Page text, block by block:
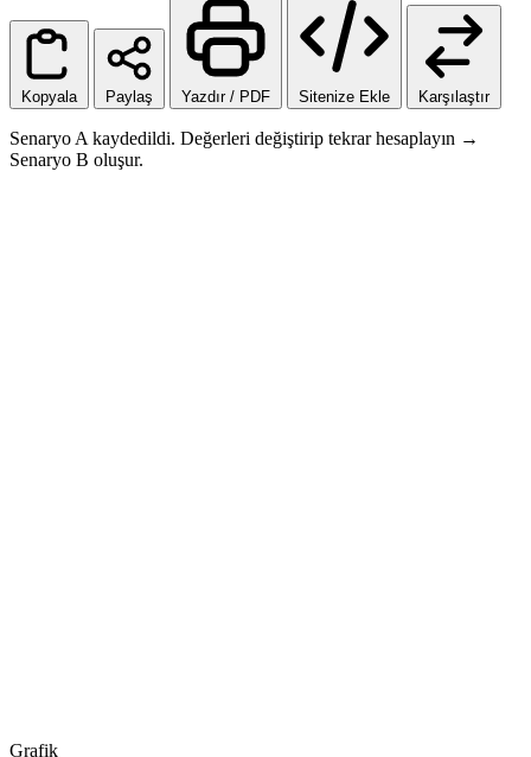
Kopyala Paylaş Yazdır / PDF Sitenize Ekle Karşılaştır
Senaryo A kaydedildi. Değerleri değiştirip tekrar hesaplayın →
Senaryo B oluşur.
Grafik